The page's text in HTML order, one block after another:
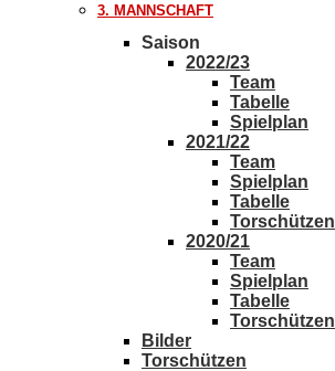
3. MANNSCHAFT
Saison
2022/23
Team
Tabelle
Spielplan
2021/22
Team
Spielplan
Tabelle
Torschützen
2020/21
Team
Spielplan
Tabelle
Torschützen
Bilder
Torschützen